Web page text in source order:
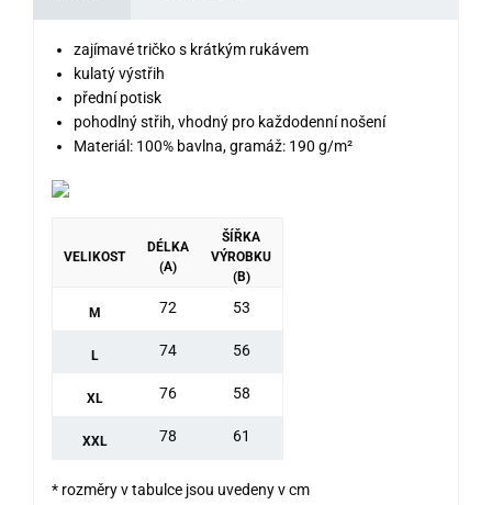
zajímavé tričko s krátkým rukávem
kulatý výstřih
přední potisk
pohodlný střih, vhodný pro každodenní nošení
Materiál: 100% bavlna, gramáž: 190 g/m²
VELIKOST
DÉLKA
(A)
ŠÍŘKA
VÝROBKU
(B)
M 72 53
L 74 56
XL 76 58
XXL 78 61
* rozměry v tabulce jsou uvedeny v cm